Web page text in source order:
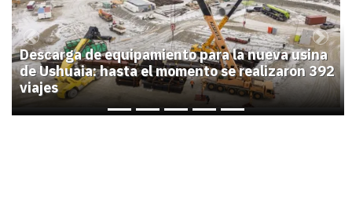
Descarga de equipamiento para la nueva usina
de Ushuaia: hasta el momento se realizaron 392
viajes
Previous Next